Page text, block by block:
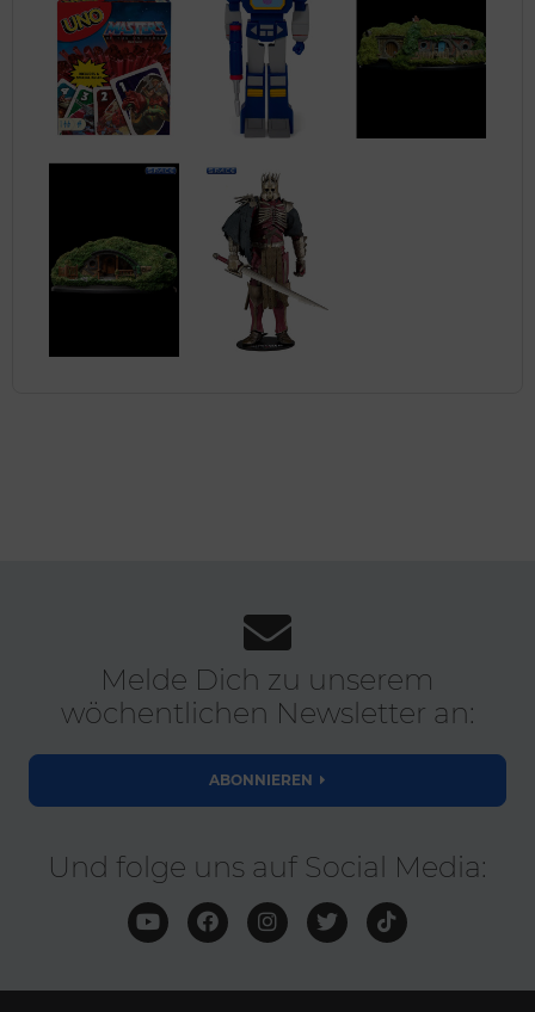
Melde Dich zu unserem
wöchentlichen Newsletter an:
ABONNIEREN
Und folge uns auf Social Media: